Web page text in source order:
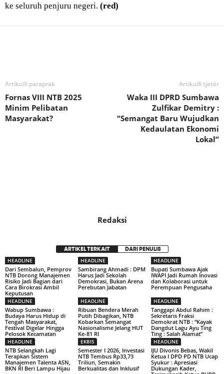
ke seluruh penjuru negeri. (red)
Artikulli paraprak
Fornas VIII NTB 2025
Minim Pelibatan
Masyarakat?
Artikulli tjetër
Waka III DPRD Sumbawa
Zulfikar Demitry :
“Semangat Baru Wujudkan
Kedaulatan Ekonomi
Lokal”
Redaksi
ARTIKEL TERKAIT DARI PENULIS
HEADLINE
Dari Sembalun, Pemprov
NTB Dorong Manajemen
Risiko Jadi Bagian dari
Cara Birokrasi Ambil
Keputusan
HEADLINE
Sambirang Ahmadi : DPM
Harus Jadi Sekolah
Demokrasi, Bukan Arena
Perebutan Jabatan
HEADLINE
Bupati Sumbawa Ajak
IWAPI Jadi Rumah Inovasi
dan Kolaborasi untuk
Perempuan Pengusaha
HEADLINE
Wabup Sumbawa :
Budaya Harus Hidup di
Tengah Masyarakat,
Festival Digelar Hingga
Pelosok Kecamatan
HEADLINE
Ribuan Bendera Merah
Putih Dibagikan, NTB
Kobarkan Semangat
Nasionalisme Jelang HUT
Ke-81 RI
HEADLINE
Tanggapi Abdul Rahim :
Sekretaris Fraksi
Demokrat NTB : “Kayak
Dangdut Lagu Ayu Ting
Ting : Salah Alamat”
HEADLINE
NTB Selangkah Lagi
Terapkan Sistem
Manajemen Talenta ASN,
BKN RI Beri Lampu Hijau
EKBIS
Semester I 2026, Investasi
NTB Tembus Rp33,73
Triliun, Semakin
Berkualitas dan Inklusif
HEADLINE
IJU Divonis Bebas, Wakil
Ketua I DPD PD NTB Ucap
Syukur : Apresiasi
Dukungan Kader,